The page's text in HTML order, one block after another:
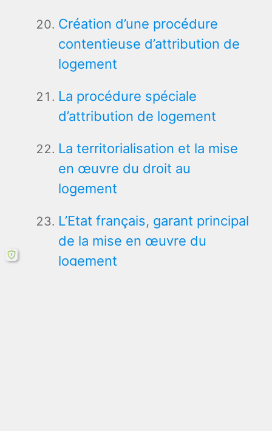
Création d’une procédure
contentieuse d’attribution de
logement
La procédure spéciale
d’attribution de logement
La territorialisation et la mise
en œuvre du droit au
logement
L’Etat français, garant principal
de la mise en œuvre du
logement